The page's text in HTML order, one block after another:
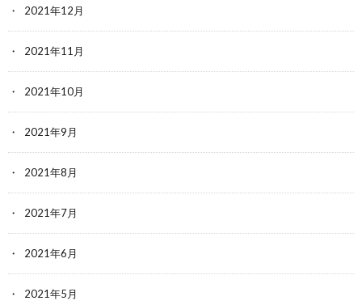
2021年12月
2021年11月
2021年10月
2021年9月
2021年8月
2021年7月
2021年6月
2021年5月